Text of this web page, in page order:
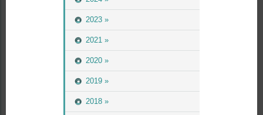
2023 »
2021 »
2020 »
2019 »
2018 »